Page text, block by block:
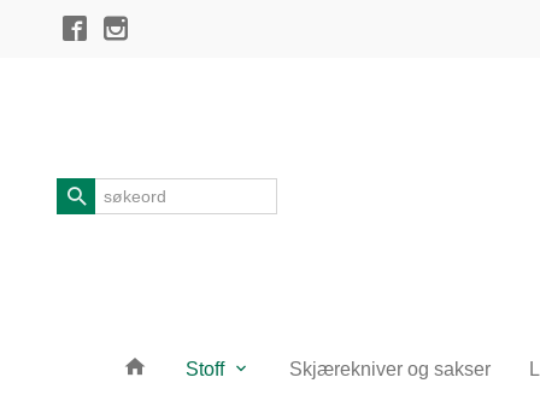
Produkter
Stoff Skjærekniver og sakser